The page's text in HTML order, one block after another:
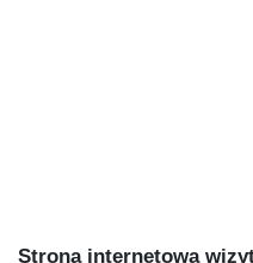
Strona internetowa